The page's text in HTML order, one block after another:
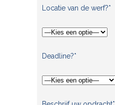
Locatie van de werf?*
Deadline?*